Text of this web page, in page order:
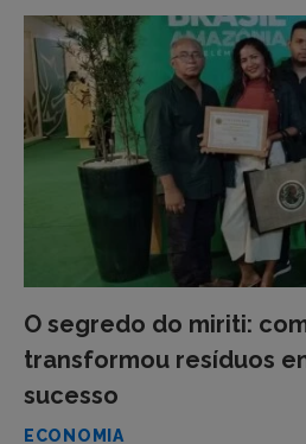
O segredo do miriti:
transformou resíduos
sucesso
ECONOMIA